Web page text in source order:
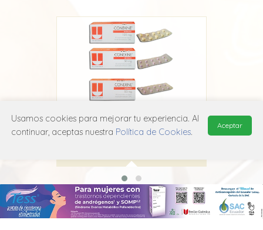
Conexine
Usamos cookies para mejorar tu experiencia. Al
continuar, aceptas nuestra Política de Cookies.
Aceptar